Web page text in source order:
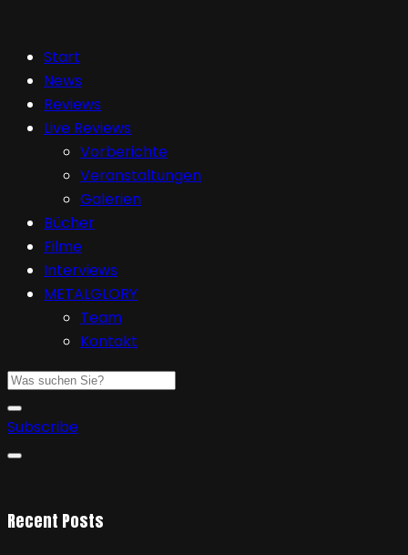
Start
News
Reviews
Live Reviews
Vorberichte
Veranstaltungen
Galerien
Bücher
Filme
Interviews
METALGLORY
Team
Kontakt
Subscribe
Recent Posts